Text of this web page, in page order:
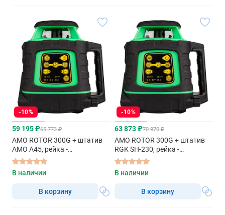
-10%
59 195 ₽65 773 ₽
AMO ROTOR 300G + штатив
AMO A45, рейка -
ротационный нивелир с
красным лучом
В наличии
В корзину
-10%
63 873 ₽70 970 ₽
AMO ROTOR 300G + штатив
RGK SH-230, рейка -
ротационный нивелир с
красным лучом
В наличии
В корзину